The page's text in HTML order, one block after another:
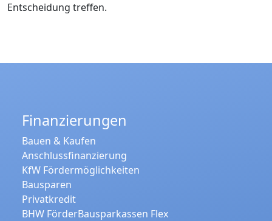
Entscheidung treffen.
Finanzierungen
Bauen & Kaufen
Anschlussfinanzierung
KfW Fördermöglichkeiten
Bausparen
Privatkredit
BHW FörderBausparkassen Flex